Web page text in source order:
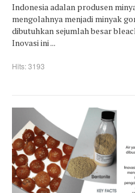
Indonesia adalan produsen
mengolahnya menjadi minyak
dibutuhkan sejumlah besar
Inovasi ini ...
Hits: 3193